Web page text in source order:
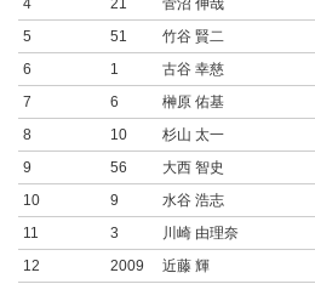
4
21 菅沼 伸哉
5
51 竹谷 賢二
6
1 古谷 幸慈
7
6 榊原 佑基
8
10 杉山 太一
9
56 大西 智史
10
9 水谷 浩志
11
3 川崎 由理奈
12
2009 近藤 輝